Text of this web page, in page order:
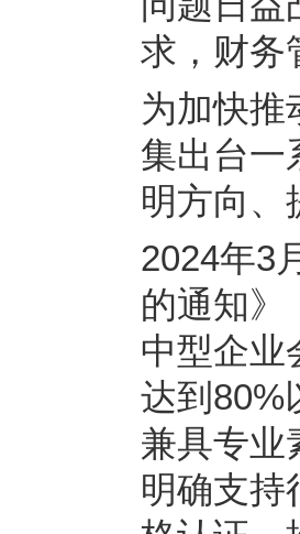
求，财务
为加快推
集出台一
明方向、
2024年3
的通知》
中型企业
达到80%
兼具专业
明确支持